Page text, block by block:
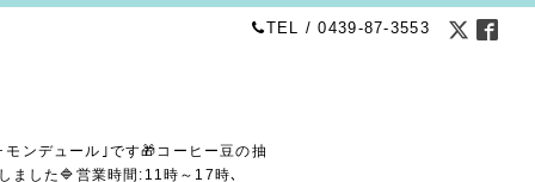
TEL / 0439-87-3553
ンデュール｣です🎁コーヒー豆の抽
ました🔷営業時間:11時～17時､